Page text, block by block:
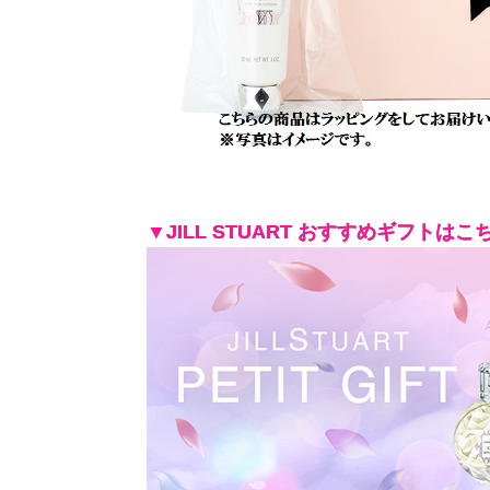
▼JILL STUART おすすめギフトはこ